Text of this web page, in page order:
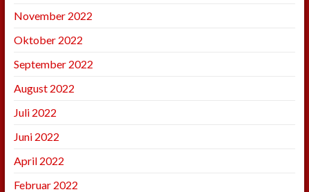
November 2022
Oktober 2022
September 2022
August 2022
Juli 2022
Juni 2022
April 2022
Februar 2022